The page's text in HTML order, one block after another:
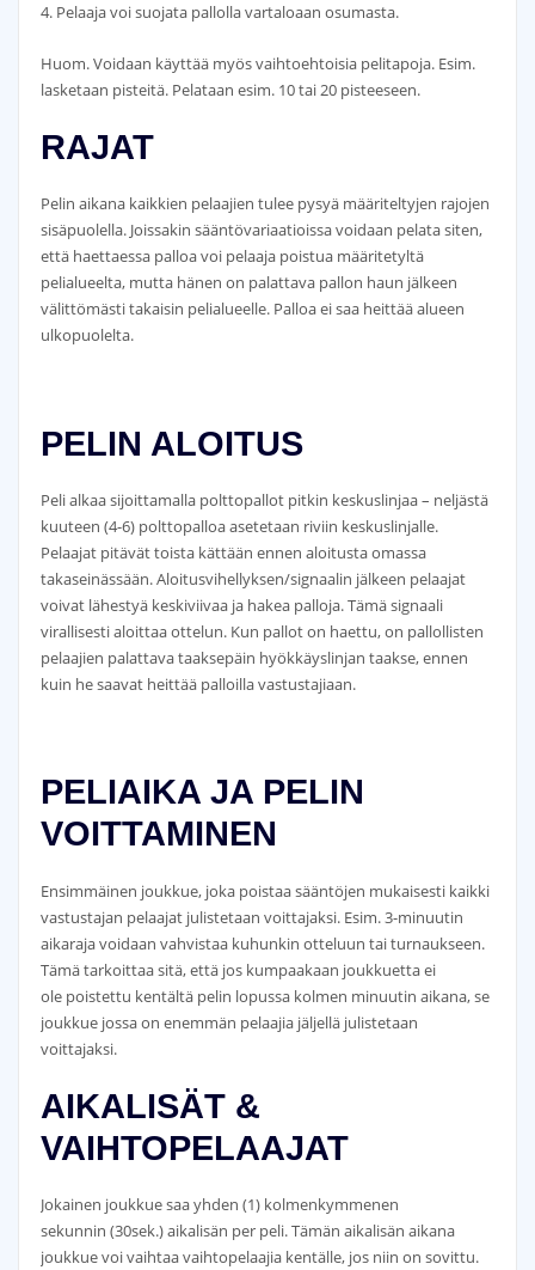
4. Pelaaja voi suojata pallolla vartaloaan osumasta.
Huom. Voidaan käyttää myös vaihtoehtoisia pelitapoja. Esim.
lasketaan pisteitä. Pelataan esim. 10 tai 20 pisteeseen.
RAJAT
Pelin aikana kaikkien pelaajien tulee pysyä määriteltyjen rajojen
sisäpuolella. Joissakin sääntövariaatioissa voidaan pelata siten,
että haettaessa palloa voi pelaaja poistua määritetyltä
pelialueelta, mutta hänen on palattava pallon haun jälkeen
välittömästi takaisin pelialueelle. Palloa ei saa heittää alueen
ulkopuolelta.
PELIN ALOITUS
Peli alkaa sijoittamalla polttopallot pitkin keskuslinjaa – neljästä
kuuteen (4-6) polttopalloa asetetaan riviin keskuslinjalle.
Pelaajat pitävät toista kättään ennen aloitusta omassa
takaseinässään. Aloitusvihellyksen/signaalin jälkeen pelaajat
voivat lähestyä keskiviivaa ja hakea palloja. Tämä signaali
virallisesti aloittaa ottelun. Kun pallot on haettu, on pallollisten
pelaajien palattava taaksepäin hyökkäyslinjan taakse, ennen
kuin he saavat heittää palloilla vastustajiaan.
PELIAIKA JA PELIN
VOITTAMINEN
Ensimmäinen joukkue, joka poistaa sääntöjen mukaisesti kaikki
vastustajan pelaajat julistetaan voittajaksi. Esim. 3-minuutin
aikaraja voidaan vahvistaa kuhunkin otteluun tai turnaukseen.
Tämä tarkoittaa sitä, että jos kumpaakaan joukkuetta ei
ole poistettu kentältä pelin lopussa kolmen minuutin aikana, se
joukkue jossa on enemmän pelaajia jäljellä julistetaan
voittajaksi.
AIKALISÄT &
VAIHTOPELAAJAT
Jokainen joukkue saa yhden (1) kolmenkymmenen
sekunnin (30sek.) aikalisän per peli. Tämän aikalisän aikana
joukkue voi vaihtaa vaihtopelaajia kentälle, jos niin on sovittu.